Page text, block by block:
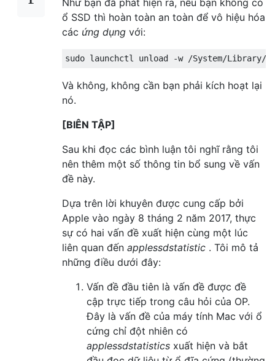
ổ SSD thì hoàn toàn an toàn để vô hiệu hóa
các ứng dụng với:
Và không, không cần bạn phải kích hoạt lại
nó.
[BIÊN TẬP]
Sau khi đọc các bình luận tôi nghĩ rằng tôi
nên thêm một số thông tin bổ sung về vấn
đề này.
Dựa trên lời khuyên được cung cấp bởi
Apple vào ngày 8 tháng 2 năm 2017, thực
sự có hai vấn đề xuất hiện cùng một lúc
liên quan đến applessdstatistic . Tôi mô tả
những điều dưới đây:
Vấn đề đầu tiên là vấn đề được đề
cập trực tiếp trong câu hỏi của OP.
Đây là vấn đề của máy tính Mac với ổ
cứng chỉ đột nhiên có
applessdstatistics xuất hiện và bắt